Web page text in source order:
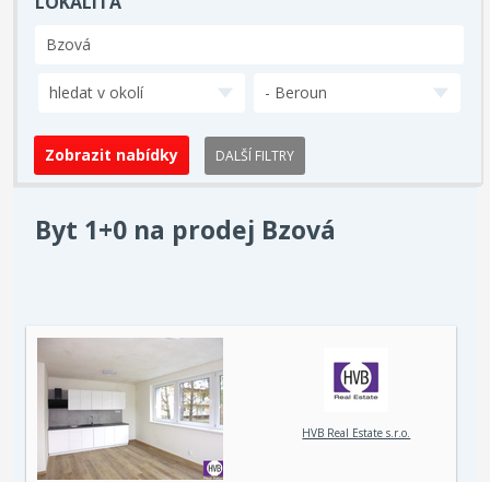
hledat v okolí - Beroun
DALŠÍ FILTRY
Byt 1+0 na prodej Bzová
HVB Real Estate s.r.o.